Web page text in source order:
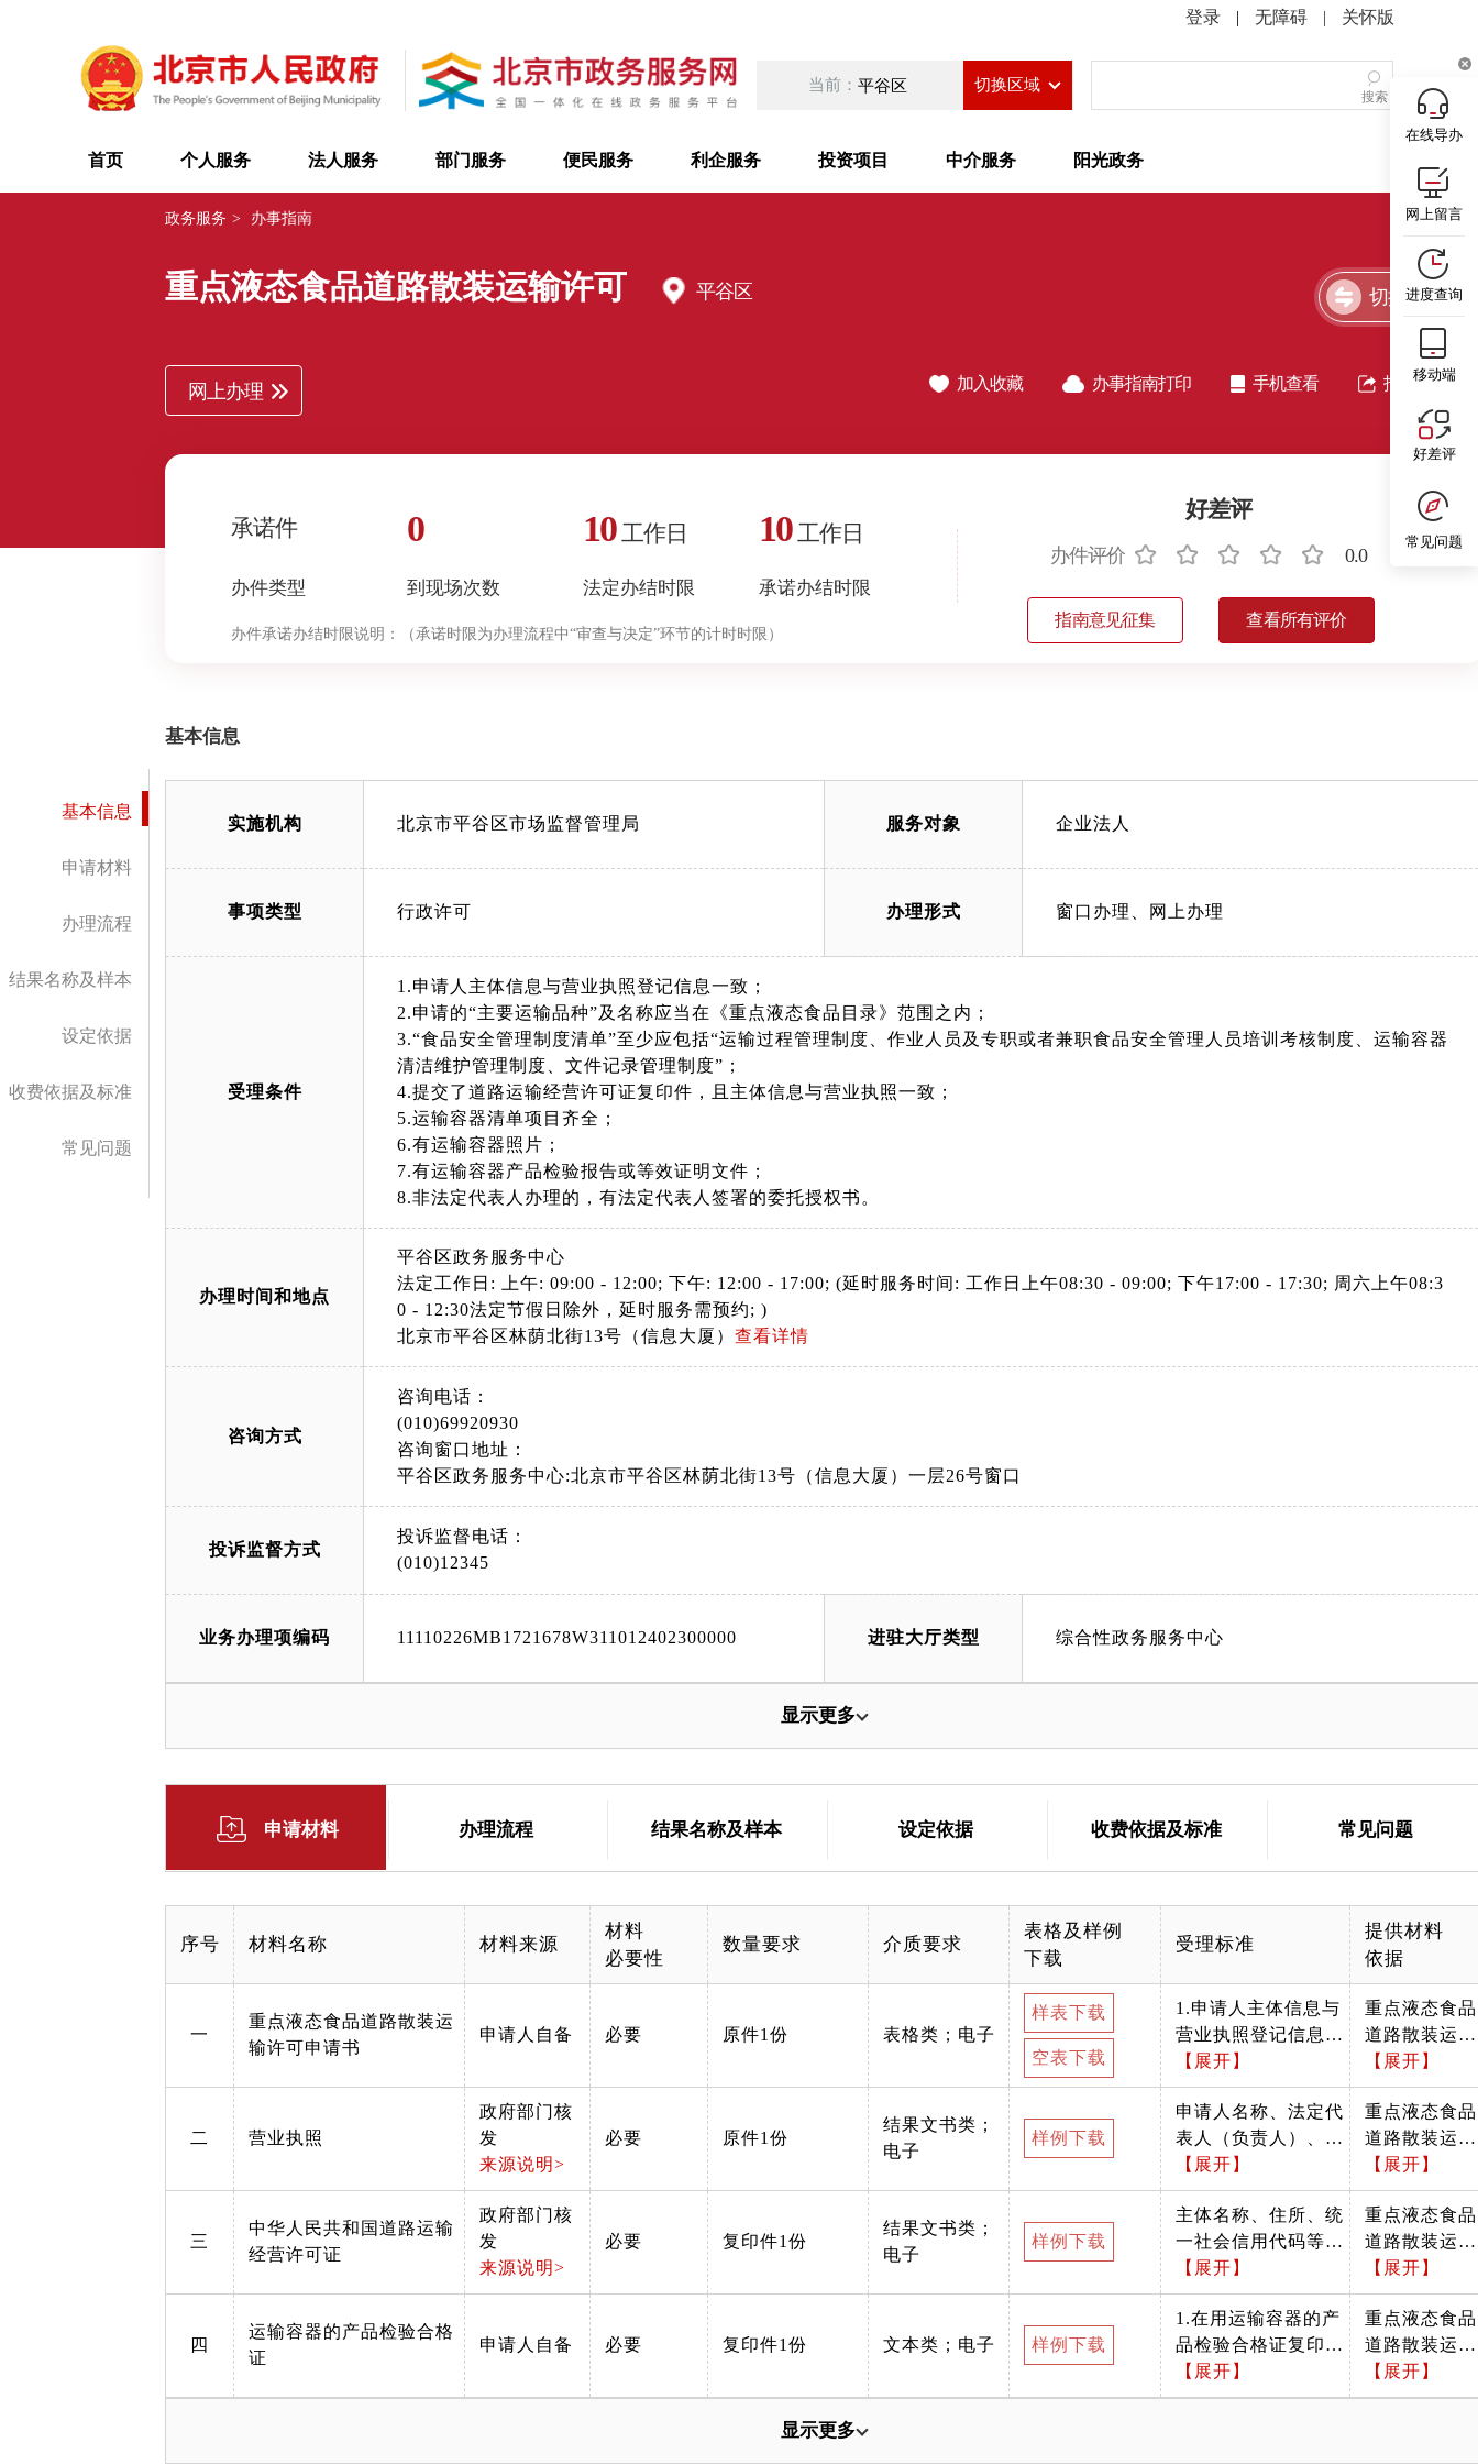
| 无障碍 | 关怀版
当前： 平谷区 切换区域
搜索
首页 个人服务 法人服务 部门服务 便民服务 利企服务 投资项目 中介服务 阳光政务
政务服务 > 办事指南
重点液态食品道路散装运输许可 平谷区 切换简洁版
网上办理 加入收藏 办事指南打印 手机查看 指南分享
承诺件
办件类型
0
到现场次数
10工作日
法定办结时限
10工作日
承诺办结时限
好差评
办件评价 0.0
指南意见征集 查看所有评价
办件承诺办结时限说明： （承诺时限为办理流程中“审查与决定”环节的计时时限）
基本信息
申请材料
办理流程
结果名称及样本
设定依据
收费依据及标准
常见问题
基本信息
实施机构 北京市平谷区市场监督管理局 服务对象 企业法人
事项类型 行政许可 办理形式 窗口办理、网上办理
受理条件
1.申请人主体信息与营业执照登记信息一致；
2.申请的“主要运输品种”及名称应当在《重点液态食品目录》范围之内；
3.“食品安全管理制度清单”至少应包括“运输过程管理制度、作业人员及专职或者兼职食品安全管理人员培训考核制度、运输容器
清洁维护管理制度、文件记录管理制度”；
4.提交了道路运输经营许可证复印件，且主体信息与营业执照一致；
5.运输容器清单项目齐全；
6.有运输容器照片；
7.有运输容器产品检验报告或等效证明文件；
8.非法定代表人办理的，有法定代表人签署的委托授权书。
办理时间和地点
平谷区政务服务中心
法定工作日: 上午: 09:00 - 12:00; 下午: 12:00 - 17:00; (延时服务时间: 工作日上午08:30 - 09:00; 下午17:00 - 17:30; 周六上午08:3
0 - 12:30法定节假日除外，延时服务需预约; )
北京市平谷区林荫北街13号（信息大厦） 查看详情
咨询方式
咨询电话：
(010)69920930
咨询窗口地址：
平谷区政务服务中心:北京市平谷区林荫北街13号（信息大厦）一层26号窗口
投诉监督方式
投诉监督电话：
(010)12345
业务办理项编码 11110226MB1721678W311012402300000 进驻大厅类型 综合性政务服务中心
显示更多
申请材料 办理流程 结果名称及样本 设定依据 收费依据及标准 常见问题
序号 材料名称 材料来源
材料
必要性
数量要求 介质要求
表格及样例
下载
受理标准
提供材料
依据
一
重点液态食品道路散装运
输许可申请书
申请人自备 必要 原件1份 表格类；电子
样表下载
空表下载
1.申请人主体信息与
营业执照登记信息一
致； 2.申请的“主要
运输品种”及名称应
当在《重点液态食品
目录》范围之内；
3.“食品安全管理制度
清单”至少应包括“运
输过程管理制度、作
业人员及专职或者兼
职食品安全管理人员
培训考核制度、运输
容器清洁维护管理制
度、文件记录管理制
度”； 4.提交了道路
运输经营许可证复印
【展开】
重点液态食品
道路散装运输
准运管理办法
【展开】
二 营业执照
政府部门核
发
来源说明>
必要 原件1份
结果文书类；
电子
样例下载
申请人名称、法定代
表人（负责人）、统
一社会信用代码、住
所等填写内容应当与
营业执照一致
【展开】
重点液态食品
道路散装运输
准运管理办法
【展开】
三
中华人民共和国道路运输
经营许可证
政府部门核
发
来源说明>
必要 复印件1份
结果文书类；
电子
样例下载
主体名称、住所、统
一社会信用代码等与
营业执照登记信息一
致，经营许可在有效
期内。具有“货物专
用运输（罐式）”的
经营范围。
【展开】
重点液态食品
道路散装运输
准运管理办法
【展开】
四
运输容器的产品检验合格
证
申请人自备 必要 复印件1份 文本类；电子 样例下载
1.在用运输容器的产
品检验合格证复印件
应与容器清单一一对
应。没有保存产品检
【展开】
重点液态食品
道路散装运输
准运管理办法
【展开】
显示更多
在线导办
网上留言
进度查询
移动端
好差评
常见问题